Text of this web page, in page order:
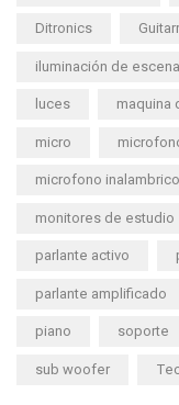
Ditronics
iluminación de
luces maquina
micro
microfono inalambrico
monitores de estudio
parlante activo
parlante amplificado
piano soporte
sub woofer